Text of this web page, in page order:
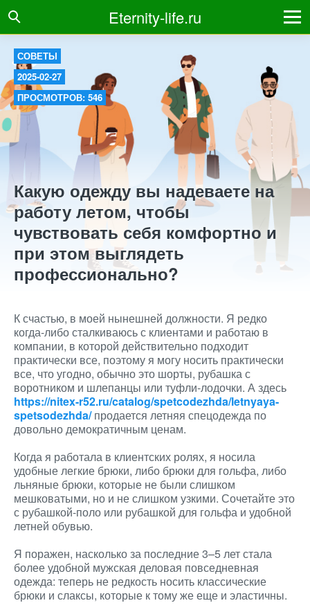
Eternity-life.ru
СОВЕТЫ
2025-02-27
ПРОСМОТРОВ: 546
Какую одежду вы надеваете на
работу летом, чтобы
чувствовать себя комфортно и
при этом выглядеть
профессионально?
К счастью, в моей нынешней должности. Я редко
когда-либо сталкиваюсь с клиентами и работаю в
компании, в которой действительно подходит
практически все, поэтому я могу носить практически
все, что угодно, обычно это шорты, рубашка с
воротником и шлепанцы или туфли-лодочки. А здесь
https://nitex-r52.ru/catalog/spetcodezhda/letnyaya-
spetsodezhda/продается летняя спецодежда по
довольно демократичным ценам.
Когда я работала в клиентских ролях, я носила
удобные легкие брюки, либо брюки для гольфа, либо
льняные брюки, которые не были слишком
мешковатыми, но и не слишком узкими. Сочетайте это
с рубашкой-поло или рубашкой для гольфа и удобной
летней обувью.
Я поражен, насколько за последние 3–5 лет стала
более удобной мужская деловая повседневная
одежда: теперь не редкость носить классические
брюки и слаксы, которые к тому же еще и эластичны.